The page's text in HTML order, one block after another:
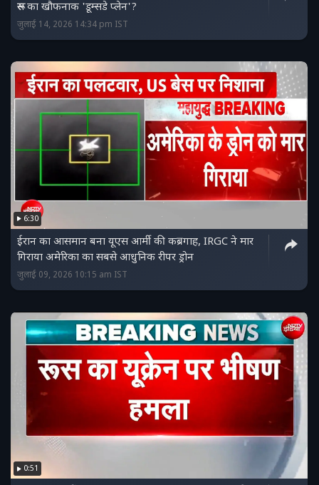
रूस का खौफनाक 'डूम्सडे प्लेन'?
जुलाई 14, 2026 14:34 pm IST
6:30
ईरान का आसमान बना यूएस आर्मी की कब्रगाह, IRGC ने मार
गिराया अमेरिका का सबसे आधुनिक रीपर ड्रोन
जुलाई 09, 2026 10:15 am IST
0:51